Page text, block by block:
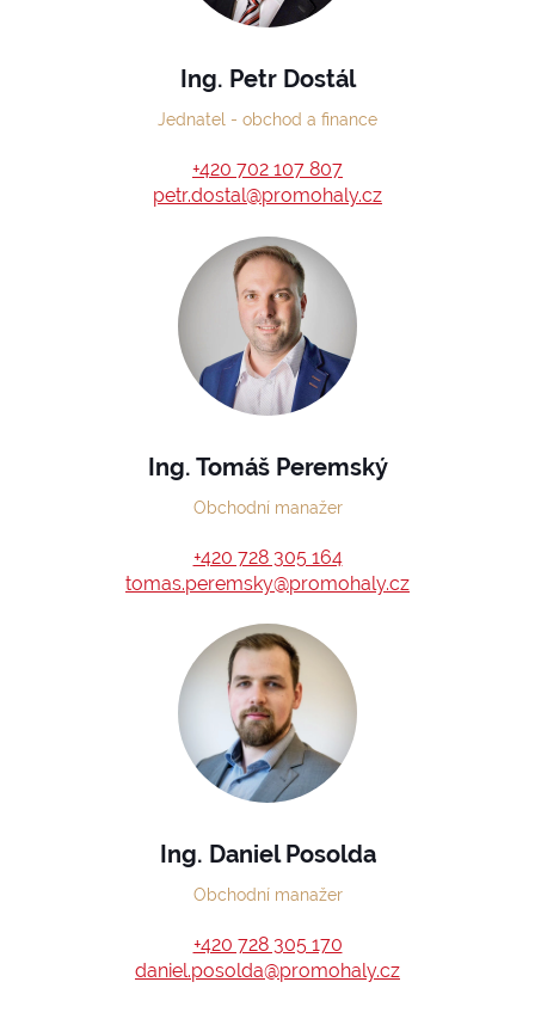
Ing. Petr Dostál
Jednatel - obchod a finance
+420 702 107 807
petr.dostal@promohaly.cz
Ing. Tomáš Peremský
Obchodní manažer
+420 728 305 164
tomas.peremsky@promohaly.cz
Ing. Daniel Posolda
Obchodní manažer
+420 728 305 170
daniel.posolda@promohaly.cz